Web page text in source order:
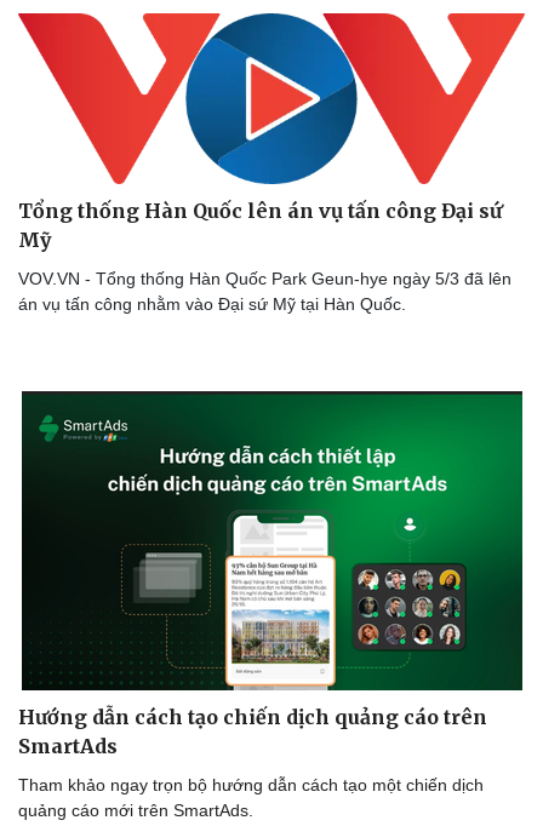
Sân khấu - Điện ảnh
Văn học
Âm nhạc
Di sản
Giải trí
Nghệ sĩ
Thời trang
Sao Việt
Tổng thống Hàn Quốc lên án vụ tấn công Đại sứ
Mỹ
VOV.VN - Tổng thống Hàn Quốc Park Geun-hye ngày 5/3 đã lên
án vụ tấn công nhằm vào Đại sứ Mỹ tại Hàn Quốc.
Hướng dẫn cách tạo chiến dịch quảng cáo trên
SmartAds
Tham khảo ngay trọn bộ hướng dẫn cách tạo một chiến dịch
quảng cáo mới trên SmartAds.